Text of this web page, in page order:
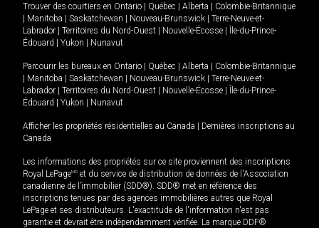
Trouver des courtiers en Ontario | Québec | Alberta | Colombie-Britannique
| Manitoba | Saskatchewan | Nouveau-Brunswick | Terre-Neuve-et-
Labrador | Territoires du Nord-Ouest | Nouvelle-Écosse | Île-du-Prince-
Édouard | Yukon | Nunavut
Parcourir les bureaux en Ontario | Québec | Alberta | Colombie-Britannique
| Manitoba | Saskatchewan | Nouveau-Brunswick | Terre-Neuve-et-
Labrador | Territoires du Nord-Ouest | Nouvelle-Écosse | Île-du-Prince-
Édouard | Yukon | Nunavut
Afficher les propriétés résidentielles au Canada | Dernières inscriptions au
Canada
Les informations des propriétés sur ce site proviennent des inscriptions
Royal LePageMD et du service de distribution de données de l'Association
canadienne de l’immobilier (SDD®). SDD® met en référence des
inscriptions tenues par des agences immobilières autres que Royal
LePage et ses distributeurs. L'exactitude de l'information n'est pas
garantie et devrait être indépendamment vérifiée. La marque DDF®